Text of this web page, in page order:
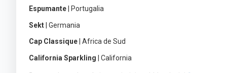
Espumante | Portugalia
Sekt | Germania
Cap Classique | Africa de Sud
California Sparkling | California